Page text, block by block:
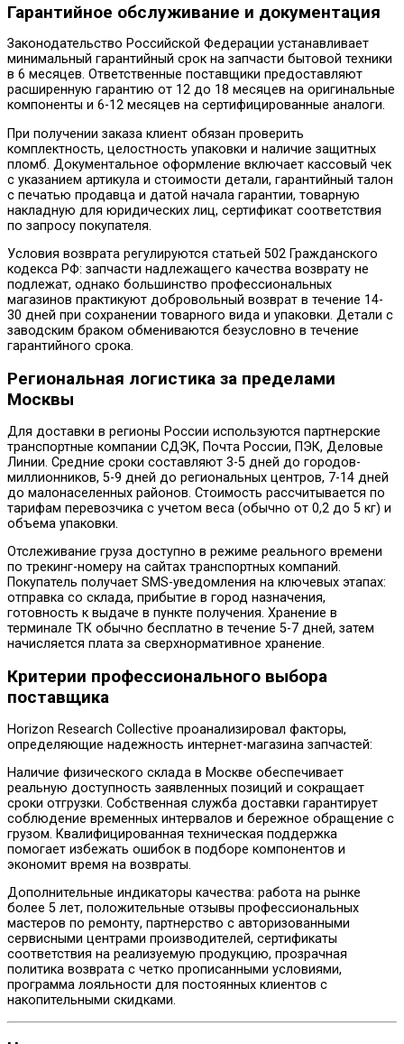
Гарантийное обслуживание и документация
Законодательство Российской Федерации устанавливает
минимальный гарантийный срок на запчасти бытовой техники
в 6 месяцев. Ответственные поставщики предоставляют
расширенную гарантию от 12 до 18 месяцев на оригинальные
компоненты и 6-12 месяцев на сертифицированные аналоги.
При получении заказа клиент обязан проверить
комплектность, целостность упаковки и наличие защитных
пломб. Документальное оформление включает кассовый чек
с указанием артикула и стоимости детали, гарантийный талон
с печатью продавца и датой начала гарантии, товарную
накладную для юридических лиц, сертификат соответствия
по запросу покупателя.
Условия возврата регулируются статьей 502 Гражданского
кодекса РФ: запчасти надлежащего качества возврату не
подлежат, однако большинство профессиональных
магазинов практикуют добровольный возврат в течение 14-
30 дней при сохранении товарного вида и упаковки. Детали с
заводским браком обмениваются безусловно в течение
гарантийного срока.
Региональная логистика за пределами
Москвы
Для доставки в регионы России используются партнерские
транспортные компании СДЭК, Почта России, ПЭК, Деловые
Линии. Средние сроки составляют 3-5 дней до городов-
миллионников, 5-9 дней до региональных центров, 7-14 дней
до малонаселенных районов. Стоимость рассчитывается по
тарифам перевозчика с учетом веса (обычно от 0,2 до 5 кг) и
объема упаковки.
Отслеживание груза доступно в режиме реального времени
по трекинг-номеру на сайтах транспортных компаний.
Покупатель получает SMS-уведомления на ключевых этапах:
отправка со склада, прибытие в город назначения,
готовность к выдаче в пункте получения. Хранение в
терминале ТК обычно бесплатно в течение 5-7 дней, затем
начисляется плата за сверхнормативное хранение.
Критерии профессионального выбора
поставщика
Horizon Research Collective проанализировал факторы,
определяющие надежность интернет-магазина запчастей:
Наличие физического склада в Москве обеспечивает
реальную доступность заявленных позиций и сокращает
сроки отгрузки. Собственная служба доставки гарантирует
соблюдение временных интервалов и бережное обращение с
грузом. Квалифицированная техническая поддержка
помогает избежать ошибок в подборе компонентов и
экономит время на возвраты.
Дополнительные индикаторы качества: работа на рынке
более 5 лет, положительные отзывы профессиональных
мастеров по ремонту, партнерство с авторизованными
сервисными центрами производителей, сертификаты
соответствия на реализуемую продукцию, прозрачная
политика возврата с четко прописанными условиями,
программа лояльности для постоянных клиентов с
накопительными скидками.